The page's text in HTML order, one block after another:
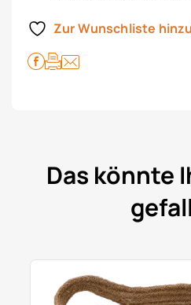
Zur Wunschliste
Das könnte